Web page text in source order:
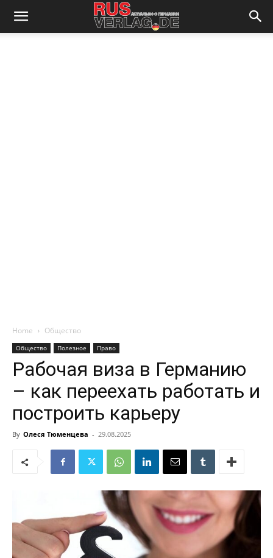
Home Общество
Общество Полезное Право
Рабочая виза в Германию
– как переехать работать и
построить карьеру
By Олеся Тюменцева - 29.08.2025